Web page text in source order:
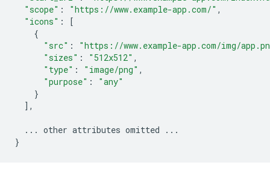
"scope" : "https://www.example-app.com/" ,
"icons" :
[
{
"src" :
"https://www.example-app.com/img/
"sizes" : "512x512" ,
"type" : "image/png" ,
"purpose" :
"any"
}
],
... other attributes omitted
...
}